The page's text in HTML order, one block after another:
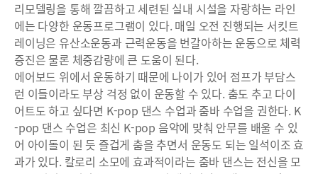
리모델링을 통해 깔끔하고 세련된 실내 시설을 자랑하는 라인
에는 다양한 운동프로그램이 있다. 매일 오전 진행되는 서킷트
레이닝은 유산소운동과 근력운동을 번갈아하는 운동으로 체력
증진은 물론 체중감량에 큰 도움이 된다.
에어보드 위에서 운동하기 때문에 나이가 있어 점프가 부담스
런 이들이라도 부상 걱정 없이 운동할 수 있다. 춤도 추고 다이
어트도 하고 싶다면 K-pop 댄스 수업과 줌바 수업을 권한다. K
-pop 댄스 수업은 최신 K-pop 음악에 맞춰 안무를 배울 수 있
어 아이돌이 된 듯 즐겁게 춤을 추면서 운동도 되는 일석이조 효
과가 있다. 칼로리 소모에 효과적이라는 줌바 댄스는 전신을 모